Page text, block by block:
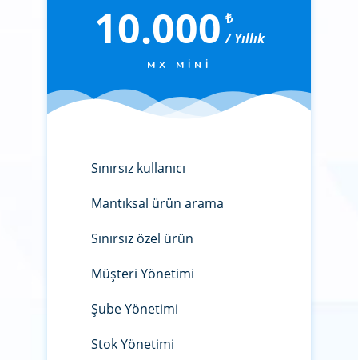
10.000 ₺
/ Yıllık
MX MINI
Sınırsız kullanıcı
Mantıksal ürün arama
Sınırsız özel ürün
Müşteri Yönetimi
Şube Yönetimi
Stok Yönetimi